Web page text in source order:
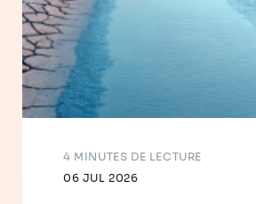
06 JUL 2026
4 MINUTES DE LECTURE